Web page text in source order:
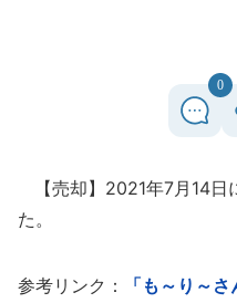
0
【売却】2021年7月14日
た。
参考リンク：
「も～り～